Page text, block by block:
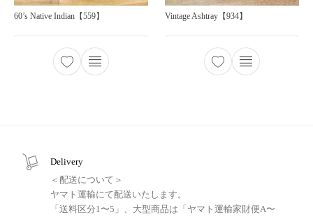
60’s Native Indian【559】 Vintage Ashtray【934】
Delivery
＜配送について＞
ヤマト運輸にて配送いたします。
「送料区分1〜5」、大型商品は「ヤマト運輸家財便A〜